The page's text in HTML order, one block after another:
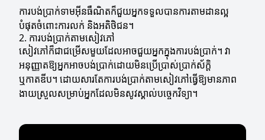
ការបង់ប្រាក់ទាមអ៊ីនធឺណិតក៏ជួយអ្នកទទួលបានការតាមដានល្អ
បំផុតចំពោះការលក់ និងអតិថិជន។
2. ការបង់ប្រាក់តាមសៀវភៅ
សៀវភៅក៏ជាជម្រើសមួយដែលអាចជួយអ្នកក្នុងការបង់ប្រាក់។ វា
អនុញ្ញាតឱ្យអ្នកអាចបង់ប្រាក់ដោយមិនប្រើប្រាស់ប្រាក់ស័ក្តិ
ឬកាតឌីប។ ដោយសារតែការបង់ប្រាក់តាមសៀវភៅធ្វើឱ្យមានភាព
ងាយស្រួលសម្រាប់អ្នកដែលមិនសូវស្គាល់បច្ចេកវិទ្យា។